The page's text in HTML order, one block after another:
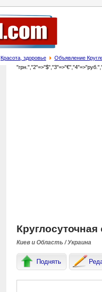
Красота, здоровье Объявление
Киев и Область / Украина
Поднять